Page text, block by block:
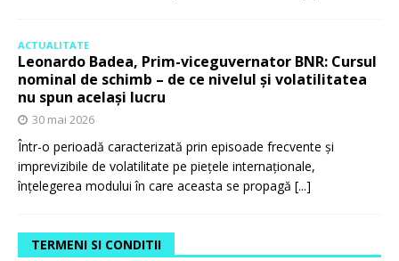
ACTUALITATE
Leonardo Badea, Prim-viceguvernator BNR: Cursul
nominal de schimb – de ce nivelul și volatilitatea
nu spun același lucru
30 mai 2026
Într-o perioadă caracterizată prin episoade frecvente și
imprevizibile de volatilitate pe piețele internaționale,
înțelegerea modului în care aceasta se propagă [...]
TERMENI SI CONDITII